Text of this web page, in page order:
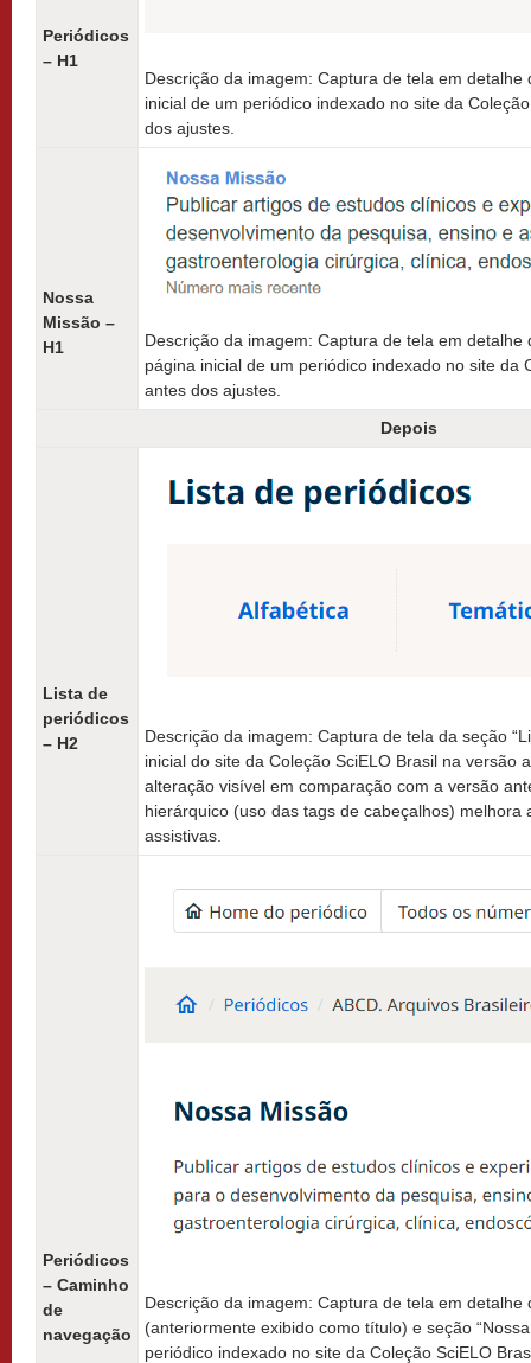
Periódicos
– H1
Descrição da imagem: Captura de tela em detalhe
inicial de um periódico indexado no site da
dos ajustes.
Nossa
Missão –
H1
Descrição da imagem: Captura de tela em detalhe
página inicial de um periódico indexado no site da
antes dos ajustes.
Depois
Lista de
periódicos
– H2
Descrição da imagem: Captura de tela da seção
inicial do site da Coleção SciELO Brasil na versão
alteração visível em comparação com a versão
hierárquico (uso das tags de cabeçalhos) melhora
assistivas.
Periódicos
– Caminho
de
navegação
Descrição da imagem: Captura de tela em detalhe
(anteriormente exibido como título) e seção
periódico indexado no site da Coleção SciELO